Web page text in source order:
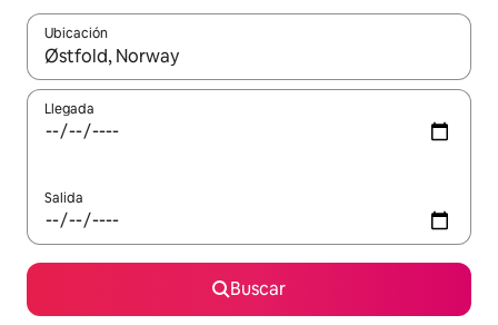
Ubicación
Cuando los resultados estén disponibles, podrás navegar
Llegada
Salida
Buscar